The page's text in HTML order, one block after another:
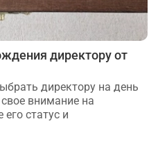
директору от
директору на день
внимание на
статус и